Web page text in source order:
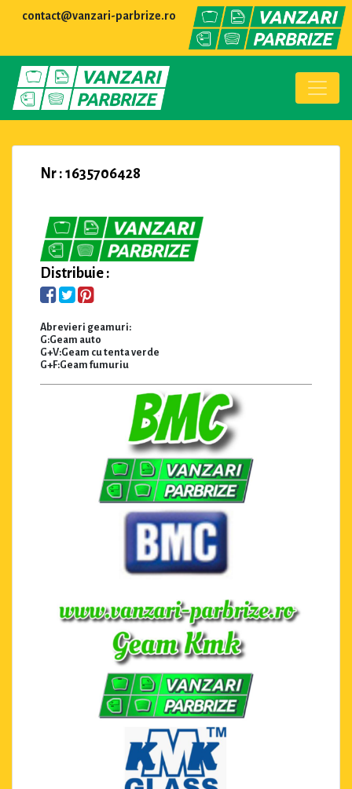
contact@vanzari-parbrize.ro
Nr : 1635706428
Distribuie :
Abrevieri geamuri:
G:Geam auto
G+V:Geam cu tenta verde
G+F:Geam fumuriu